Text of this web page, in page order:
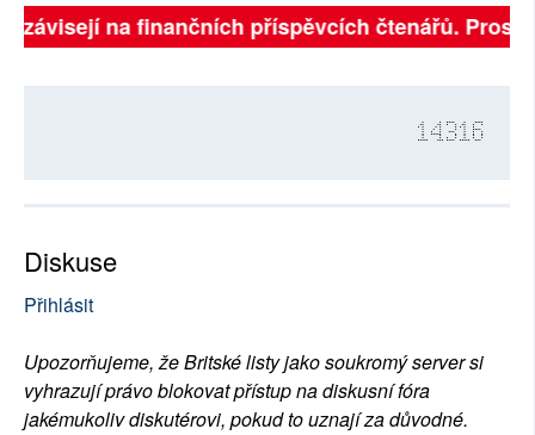
na finančních příspěvcích čtenářů.
14316
Diskuse
Přihlásit
Upozorňujeme, že Britské listy jako soukromý server si
vyhrazují právo blokovat přístup na diskusní fóra
jakémukoliv diskutérovi, pokud to uznají za důvodné.